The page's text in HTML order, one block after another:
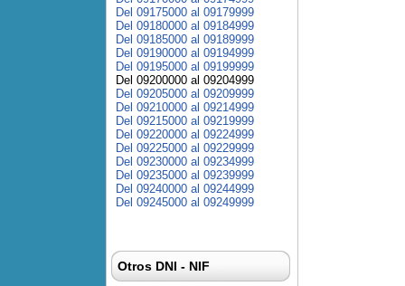
Del 09175000 al 09179999
Del 09180000 al 09184999
Del 09185000 al 09189999
Del 09190000 al 09194999
Del 09195000 al 09199999
Del 09200000 al 09204999
Del 09205000 al 09209999
Del 09210000 al 09214999
Del 09215000 al 09219999
Del 09220000 al 09224999
Del 09225000 al 09229999
Del 09230000 al 09234999
Del 09235000 al 09239999
Del 09240000 al 09244999
Del 09245000 al 09249999
Otros DNI - NIF